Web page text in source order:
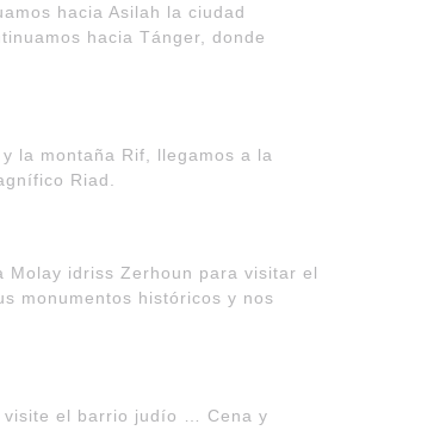
hacia Asilah la ciudad
hacia Tánger, donde
la montaña Rif, llegamos a la
Riad.
Molay idriss Zerhoun para visitar el
monumentos históricos y nos
visite el barrio judío … Cena y